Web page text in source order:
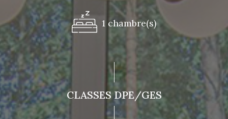
1 chambre(s)
CLASSES DPE/GES